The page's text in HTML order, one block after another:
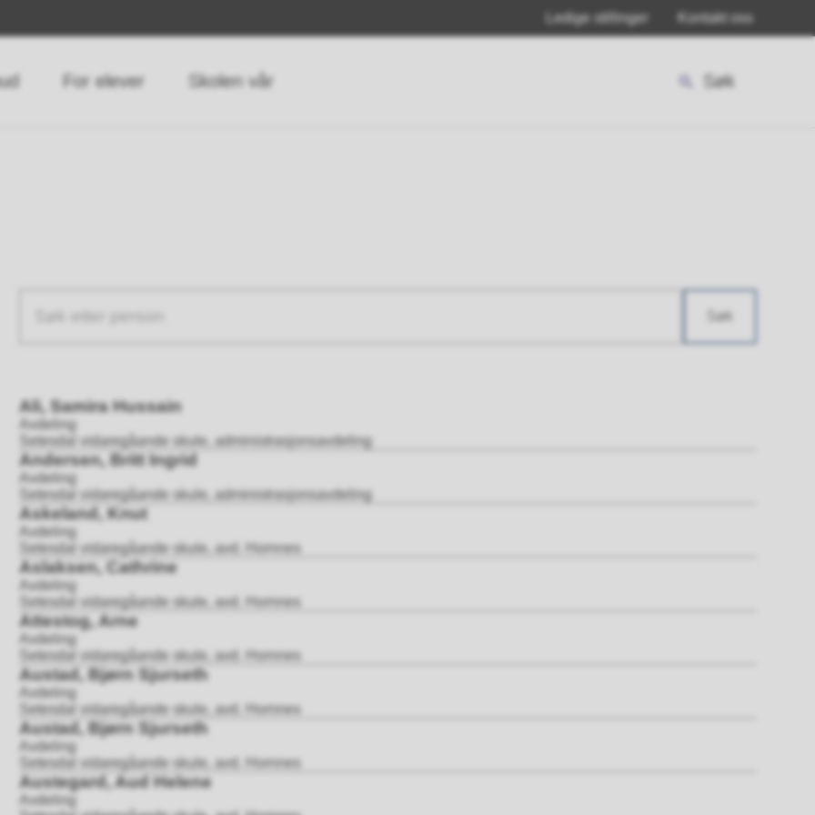
Ledige stillinger Kontakt oss
For elever Skolen vår Søk
Søketekst Søk
Ali, Samira Hussain
Avdeling
Setesdal vidaregåande skule, administrasjonsavdeling
Andersen, Britt Ingrid
Avdeling
Setesdal vidaregåande skule, administrasjonsavdeling
Askeland, Knut
Avdeling
Setesdal vidaregåande skule, avd. Hornnes
Aslaksen, Cathrine
Avdeling
Setesdal vidaregåande skule, avd. Hornnes
Attestog, Arne
Avdeling
Setesdal vidaregåande skule, avd. Hornnes
Austad, Bjørn Sjurseth
Avdeling
Setesdal vidaregåande skule, avd. Hornnes
Austad, Bjørn Sjurseth
Avdeling
Setesdal vidaregåande skule, avd. Hornnes
Austegard, Aud Helene
Avdeling